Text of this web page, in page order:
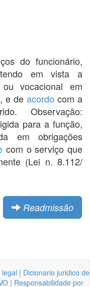
do funcionário,
em vista a
vocacional em
e de acordo com a
Observação:
para a função,
em obrigações
com o serviço que
(Lei n. 8.112/
Readmissão
| Dicionario juridico de
| Responsabilidade por